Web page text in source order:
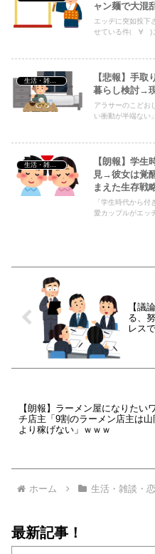
ャン麺で大混
エッヂに突如投下
せている件(゚∀゚)こ
生活・雑談・恋愛
【悲報】手
暮らし検討→
アラサーのこどお
い衝動が半端ない
生活・雑談・恋愛
【朗報】学
見→彼女は覚
まえた生存戦
「学生時代から
愛カップルがエ
【議
る、
レス
【朗報】ラーメン屋になりたい
チ店主「9割のラーメン店主は山
より稼げない」ｗｗｗ
ホーム 生活・雑談・
最新記事！